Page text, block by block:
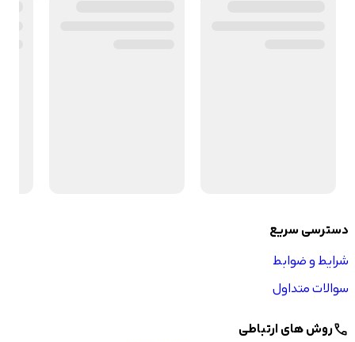
دسترسی سریع
شرایط و ضوابط
سوالات متداول
callروش های ارتباطی